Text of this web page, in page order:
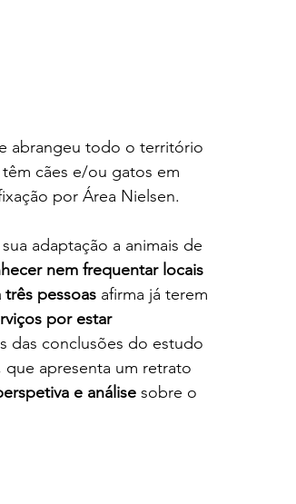
abrangeu todo o território
cães e/ou gatos em
por Área Nielsen.
adaptação a animais de
nem frequentar locais
três pessoas afirma já terem
por estar
das conclusões do estudo
que apresenta um retrato
e análise sobre o